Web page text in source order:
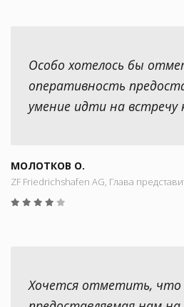
Особо хотелось бы
оперативность
умение идти на встречу
МОЛОТКОВ О.
ZF Friedrichshafen AG, Глава
Хочется отметить, что